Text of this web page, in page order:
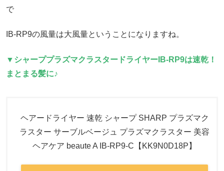
で
IB-RP9の風量は大風量ということになりますね。
▼シャーププラズマクラスタードライヤーIB-RP9は速乾！
まとまる髪に♪
ヘアードライヤー 速乾 シャープ SHARP プラズマク
ラスター サーブルベージュ プラズマクラスター 美容
ヘアケア beaute A IB-RP9-C【KK9N0D18P】